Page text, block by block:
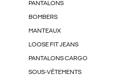
PANTALONS
BOMBERS
MANTEAUX
LOOSE FIT JEANS
PANTALONS CARGO
SOUS-VÊTEMENTS